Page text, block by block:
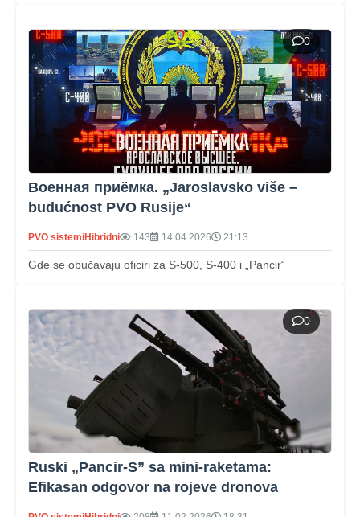
0
Военная приёмка. „Jaroslavsko više –
budućnost PVO Rusije“
PVO sistemiHibridni 143 14.04.2026 21:13
Gde se obučavaju oficiri za S-500, S-400 i „Pancir“
0
Ruski „Pancir-S” sa mini-raketama:
Efikasan odgovor na rojeve dronova